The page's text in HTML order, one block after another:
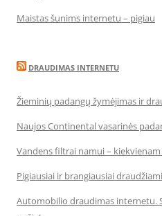
Maistas šunims internetu – pigiau
DRAUDIMAS INTERNETU
Žieminių padangų žymėjimas ir
Naujos Continental vasarinės
Vandens filtrai namui –
Pigiausiai ir brangiausiai
Automobilio draudimas internetu.